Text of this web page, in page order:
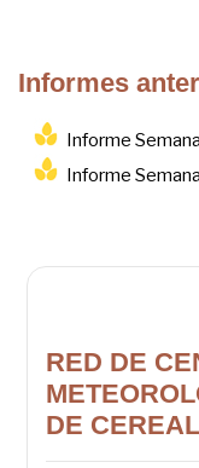
Informes
Informe
Informe
RED DE
DE